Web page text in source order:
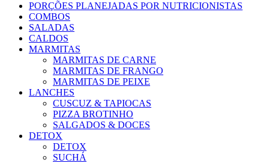
PORÇÕES PLANEJADAS POR NUTRICIONISTAS​
COMBOS
SALADAS
CALDOS
MARMITAS
MARMITAS DE CARNE
MARMITAS DE FRANGO
MARMITAS DE PEIXE
LANCHES
CUSCUZ & TAPIOCAS
PIZZA BROTINHO
SALGADOS & DOCES
DETOX
DETOX
SUCHÁ